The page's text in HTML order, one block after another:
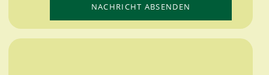
NACHRICHT ABSENDEN